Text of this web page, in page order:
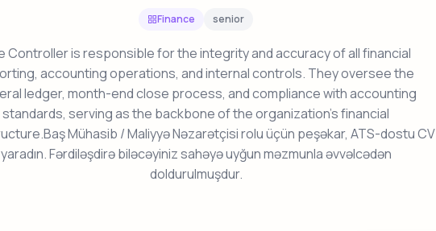
Finance senior
Controller is responsible for the integrity and accuracy of all financial
accounting operations, and internal controls. They oversee the
ledger, month-end close process, and compliance with accounting
standards, serving as the backbone of the organization's financial
Mühasib / Maliyyə Nəzarətçisi rolu üçün peşəkar, ATS-dostu CV
yaradın. Fərdiləşdirə biləcəyiniz sahəyə uyğun məzmunla əvvəlcədən
doldurulmuşdur.